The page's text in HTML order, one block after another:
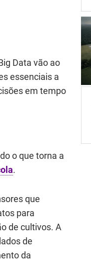
Data vão ao
essenciais a
em tempo
o que torna a
.
que
para
de cultivos. A
de
da